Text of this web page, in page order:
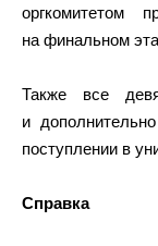
оргкомитетом
на финальном
Также все
и
поступлении в
Справка